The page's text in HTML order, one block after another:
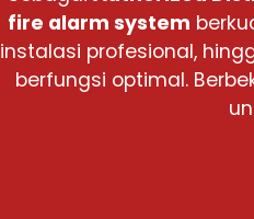
fire alarm system
instalasi profesional,
berfungsi optimal.